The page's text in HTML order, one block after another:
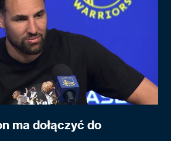
ma dołączyć do